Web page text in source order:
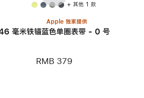
+ 其他 1 款
Apple 独家提供
毫米铁锚蓝色单圈表带 - 0 号
RMB 379